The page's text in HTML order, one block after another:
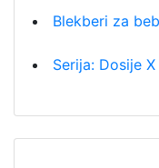
Blekberi za
Serija: Dosije X